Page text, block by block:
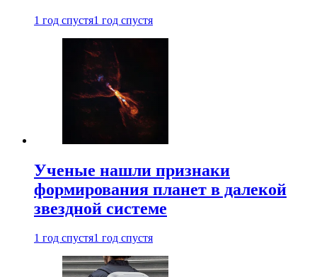
1 год спустя1 год спустя
Ученые нашли признаки
формирования планет в далекой
звездной системе
1 год спустя1 год спустя